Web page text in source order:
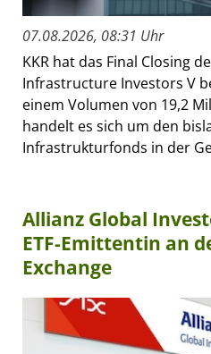
07.08.2026, 08:31 Uhr
KKR hat das Final Closing
Infrastructure Investors V
einem Volumen von 19,2
handelt es sich um den
Infrastrukturfonds in der
Allianz Global
ETF-Emittentin an
Exchange